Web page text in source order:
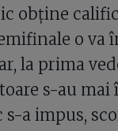
obține
o va
la prima
s-au
a impus,